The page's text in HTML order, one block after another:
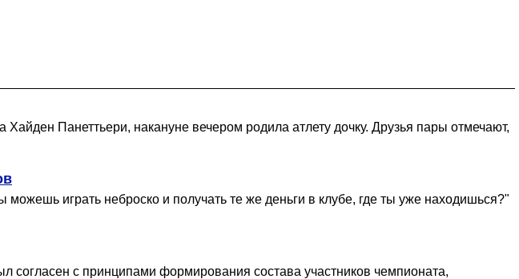
Панеттьери, накануне вечером родила атлету дочку. Друзья пары отмечают,
играть неброско и получать те же деньги в клубе, где ты уже находишься?"
согласен с принципами формирования состава участников чемпионата,